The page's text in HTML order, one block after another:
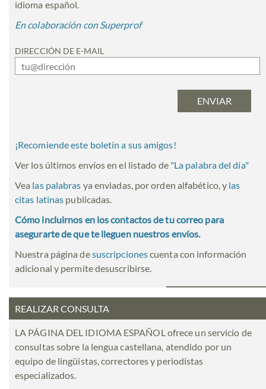
idioma español.
En colaboración con Superprof
DIRECCIÓN DE E-MAIL
¡Recomiende este boletín a sus amigos!
Ver los últimos envíos en el listado de "La palabra del día"
Vea las palabras ya enviadas, por orden alfabético, y las
citas latinas publicadas.
Cómo incluirnos en los contactos de tu correo para
asegurarte de que te lleguen nuestros envíos.
Nuestra página desuscripcionescuenta con información
adicional y permite desuscribirse.
REALIZAR CONSULTA
LA PÁGINA DEL IDIOMA ESPAÑOL ofrece un servicio de
consultas sobre la lengua castellana, atendido por un
equipo de lingüistas, correctores y periodistas
especializados.